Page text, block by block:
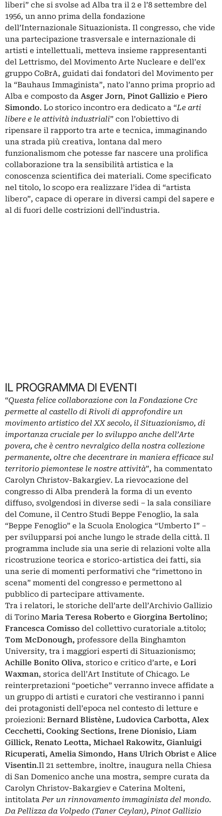
liberi” che si svolse ad Alba tra il 2 e l’8 settembre del
1956, un anno prima della fondazione
dell’Internazionale Situazionista. Il congresso, che vide
una partecipazione trasversale e internazionale di
artisti e intellettuali, metteva insieme rappresentanti
del Lettrismo, del Movimento Arte Nucleare e dell’ex
gruppo CoBrA, guidati dai fondatori del Movimento per
la “Bauhaus Immaginista”, nato l’anno prima proprio ad
Alba e composto da Asger Jorn, Pinot Gallizio e Piero
Simondo. Lo storico incontro era dedicato a “Le arti
libere e le attività industriali” con l’obiettivo di
ripensare il rapporto tra arte e tecnica, immaginando
una strada più creativa, lontana dal mero
funzionalismom che potesse far nascere una prolifica
collaborazione tra la sensibilità artistica e la
conoscenza scientifica dei materiali. Come specificato
nel titolo, lo scopo era realizzare l’idea di “artista
libero”, capace di operare in diversi campi del sapere e
al di fuori delle costrizioni dell’industria.
IL PROGRAMMA DI EVENTI
“Questa felice collaborazione con la Fondazione Crc
permette al castello di Rivoli di approfondire un
movimento artistico del XX secolo, il Situazionismo, di
importanza cruciale per lo sviluppo anche dell’Arte
povera, che è centro nevralgico della nostra collezione
permanente, oltre che decentrare in maniera efficace sul
territorio piemontese le nostre attività”, ha commentato
Carolyn Christov-Bakargiev. La rievocazione del
congresso di Alba prenderà la forma di un evento
diffuso, svolgendosi in diverse sedi – la sala consiliare
del Comune, il Centro Studi Beppe Fenoglio, la sala
“Beppe Fenoglio” e la Scuola Enologica “Umberto I” –
per svilupparsi poi anche lungo le strade della città. Il
programma include sia una serie di relazioni volte alla
ricostruzione teorica e storico-artistica dei fatti, sia
una serie di momenti performativi che “rimettono in
scena” momenti del congresso e permettono al
pubblico di partecipare attivamente.
Tra i relatori, le storiche dell’arte dell’Archivio Gallizio
di Torino Maria Teresa Roberto e Giorgina Bertolino;
Francesca Comisso del collettivo curatoriale a.titolo;
Tom McDonough, professore della Binghamton
University, tra i maggiori esperti di Situazionismo;
Achille Bonito Oliva, storico e critico d’arte, e Lori
Waxman, storica dell’Art Institute of Chicago. Le
reinterpretazioni “poetiche” verranno invece affidate a
un gruppo di artisti e curatori che vestiranno i panni
dei protagonisti dell’epoca nel contesto di letture e
proiezioni: Bernard Blistène, Ludovica Carbotta, Alex
Cecchetti, Cooking Sections, Irene Dionisio, Liam
Gillick, Renato Leotta, Michael Rakowitz, Gianluigi
Ricuperati, Amelia Simondo, Hans Ulrich Obrist e Alice
Visentin.Il 21 settembre, inoltre, inaugura nella Chiesa
di San Domenico anche una mostra, sempre curata da
Carolyn Christov-Bakargiev e Caterina Molteni,
intitolataPer un rinnovamento immaginista del mondo.
Da Pellizza da Volpedo (Taner Ceylan), Pinot Gallizio